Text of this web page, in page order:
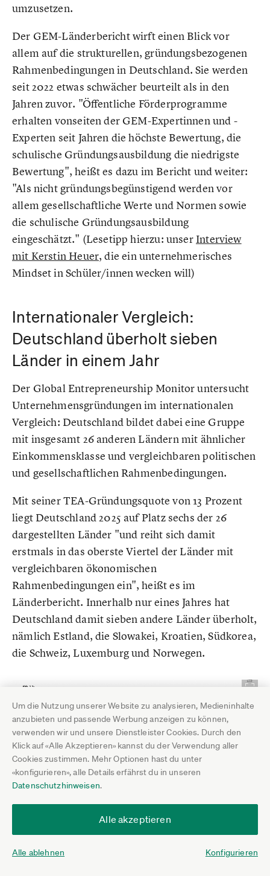
Um die Nutzung unserer Website zu analysieren, Medieninhalte
anzubieten und passende Werbung anzeigen zu können,
verwenden wir und unsere Dienstleister Cookies. Durch den
Klick auf «Alle Akzeptieren» kannst du der Verwendung aller
Cookies zustimmen. Mehr Optionen hast du unter
«konfigurieren», alle Details erfährst du in unseren
Datenschutzhinweisen.
Alle akzeptieren
Alle ablehnen Konfigurieren
umzusetzen.
Der GEM-Länderbericht wirft einen Blick vor
allem auf die strukturellen, gründungsbezogenen
Rahmenbedingungen in Deutschland. Sie werden
seit 2022 etwas schwächer beurteilt als in den
Jahren zuvor. "Öffentliche Förderprogramme
erhalten vonseiten der GEM-Expertinnen und -
Experten seit Jahren die höchste Bewertung, die
schulische Gründungsausbildung die niedrigste
Bewertung", heißt es dazu im Bericht und weiter:
"Als nicht gründungsbegünstigend werden vor
allem gesellschaftliche Werte und Normen sowie
die schulische Gründungsausbildung
eingeschätzt." (Lesetipp hierzu: unser Interview
mit Kerstin Heuer, die ein unternehmerisches
Mindset in Schüler/innen wecken will)
Internationaler Vergleich:
Deutschland überholt sieben
Länder in einem Jahr
Der Global Entrepreneurship Monitor untersucht
Unternehmensgründungen im internationalen
Vergleich: Deutschland bildet dabei eine Gruppe
mit insgesamt 26 anderen Ländern mit ähnlicher
Einkommensklasse und vergleichbaren politischen
und gesellschaftlichen Rahmenbedingungen.
Mit seiner TEA-Gründungsquote von 13 Prozent
liegt Deutschland 2025 auf Platz sechs der 26
dargestellten Länder "und reiht sich damit
erstmals in das oberste Viertel der Länder mit
vergleichbaren ökonomischen
Rahmenbedingungen ein", heißt es im
Länderbericht. Innerhalb nur eines Jahres hat
Deutschland damit sieben andere Länder überholt,
nämlich Estland, die Slowakei, Kroatien, Südkorea,
die Schweiz, Luxemburg und Norwegen.
In seiner Vergleichsgruppe liegt Deutschland mit seiner